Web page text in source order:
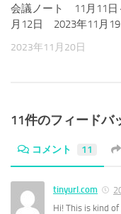
会議ノート 11月11日
月12日 2023年11月19
2023年11月20日
11件のフィードバ
コメント 11
tinyurl.com
Hi! This is kind